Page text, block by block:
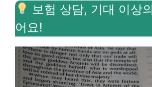
보험 상담, 기대 이상
어요!